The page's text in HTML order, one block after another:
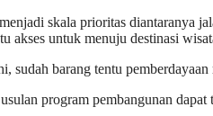
skala prioritas
akses untuk menuju destinasi
sudah barang tentu
program pembangunan